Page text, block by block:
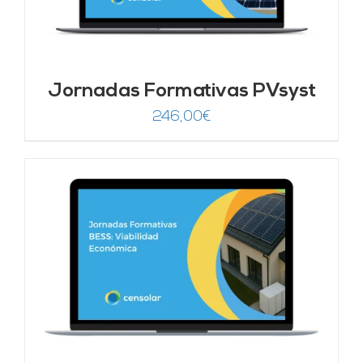
Jornadas Formativas PVsyst
246,00€